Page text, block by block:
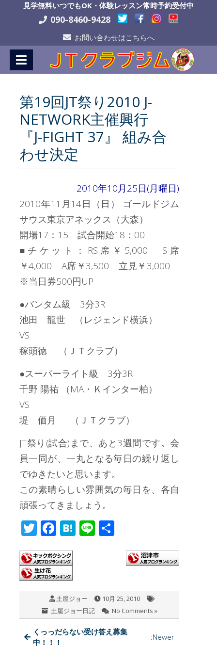
見学無料いつでもOK・体験レッスン常時予約受付中
090-8460-9428
お問い合わせはこちらへ
第19回JT祭り2010 J-
NETWORK主催興行
『J-FIGHT 37』 組み合
わせ決定
2010年10月25日(月曜日)
2010年11月14日（日） ゴールドジム
サウス東京アネックス（大森）
開場17：15 試合開始18：00
■チケット：RS席￥5,000 S席
￥4,000 A席￥3,500 立見￥3,000
※当日券500円UP
●バンタム級 3分3R
池田 龍世 （レジェンド横浜）
VS
稼頭徳 （ＪＴクラブ）
●スーパーライト級 3分3R
千野 陽祐 （MA・Ｋインター柏）
VS
堤 価月 （ＪＴクラブ）
JT祭り(試合)まで、あと3週間です。会
員一同が、一丸となる毎日の繰り返し
でゆきたいと思います。
この素晴らしい雰囲気の毎日を、各自
頑張ってきましょう。
T
tt
er
F
e
b
o
o
k
H Li
土屋ジョー
10月 25, 2010
土屋ジョー日記
No Comments »
くっっだらない受け答え募集
中！！！
:Newer